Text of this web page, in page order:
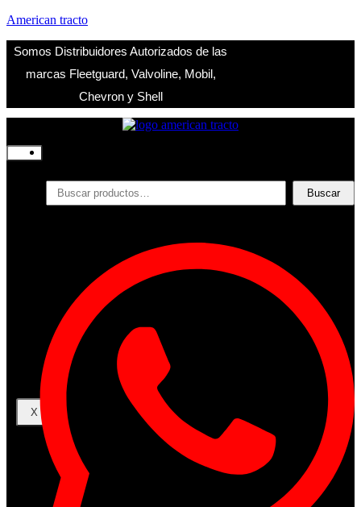
American tracto
Somos Distribuidores Autorizados de las
marcas Fleetguard, Valvoline, Mobil,
Chevron y Shell
Productos
Filtros
Contacto
Acceder
Iniciar Sesion
Registro
Restablecer la contraseña
X
Buscar